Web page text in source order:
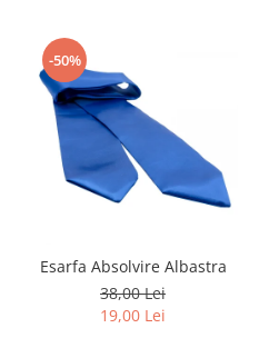
-50%
Esarfa Absolvire Albastra
38,00 Lei
19,00 Lei